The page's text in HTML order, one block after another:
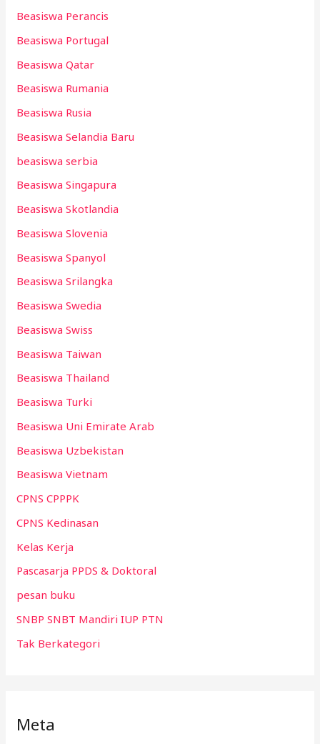
Beasiswa Perancis
Beasiswa Portugal
Beasiswa Qatar
Beasiswa Rumania
Beasiswa Rusia
Beasiswa Selandia Baru
beasiswa serbia
Beasiswa Singapura
Beasiswa Skotlandia
Beasiswa Slovenia
Beasiswa Spanyol
Beasiswa Srilangka
Beasiswa Swedia
Beasiswa Swiss
Beasiswa Taiwan
Beasiswa Thailand
Beasiswa Turki
Beasiswa Uni Emirate Arab
Beasiswa Uzbekistan
Beasiswa Vietnam
CPNS CPPPK
CPNS Kedinasan
Kelas Kerja
Pascasarja PPDS & Doktoral
pesan buku
SNBP SNBT Mandiri IUP PTN
Tak Berkategori
Meta